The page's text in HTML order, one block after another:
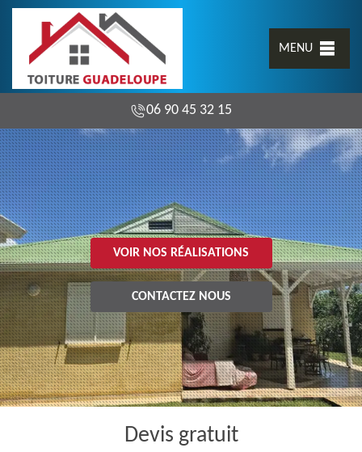
MENU
06 90 45 32 15
VOIR NOS RÉALISATIONS
CONTACTEZ NOUS
Devis gratuit